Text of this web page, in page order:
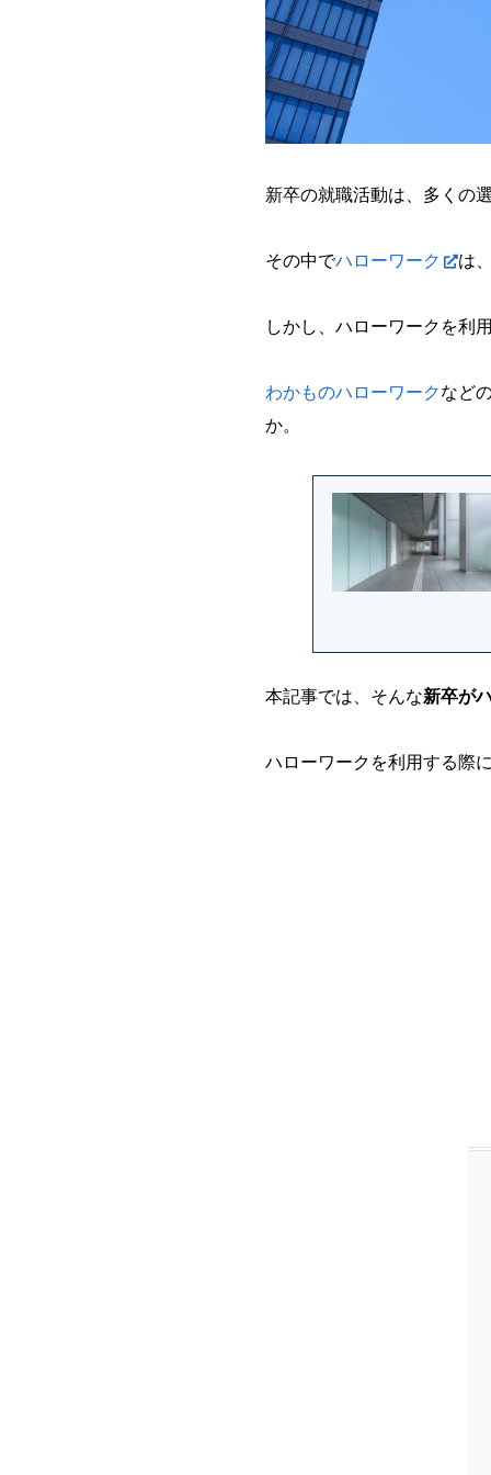
新卒の就職活動は、多くの
その中でハローワーク は
しかし、ハローワークを利
わかものハローワークなど
か。
本記事では、そんな新卒が
ハローワークを利用する際